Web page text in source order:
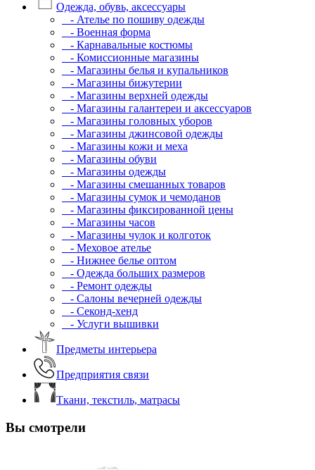
Одежда, обувь, аксессуары
- Ателье по пошиву одежды
- Военная форма
- Карнавальные костюмы
- Комиссионные магазины
- Магазины белья и купальников
- Магазины бижутерии
- Магазины верхней одежды
- Магазины галантереи и аксессуаров
- Магазины головных уборов
- Магазины джинсовой одежды
- Магазины кожи и меха
- Магазины обуви
- Магазины одежды
- Магазины смешанных товаров
- Магазины сумок и чемоданов
- Магазины фиксированной цены
- Магазины часов
- Магазины чулок и колготок
- Меховое ателье
- Нижнее белье оптом
- Одежда больших размеров
- Ремонт одежды
- Салоны вечерней одежды
- Секонд-хенд
- Услуги вышивки
Предметы интерьера
Предприятия связи
Ткани, текстиль, матрасы
Вы смотрели